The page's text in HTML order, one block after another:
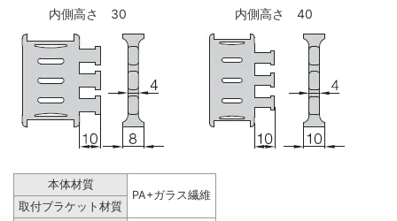
内側高さ 30
内側高さ 40
本体材質
PA+ガラス繊維
取付ブラケット材質